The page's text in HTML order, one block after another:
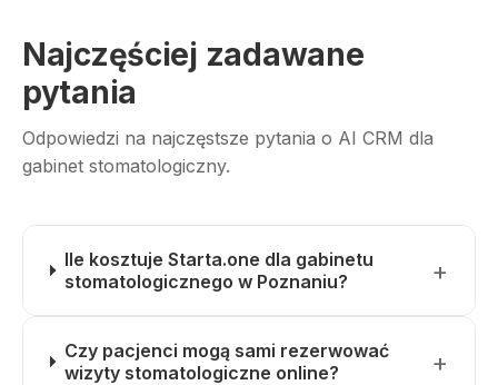
Najczęściej zadawane
pytania
Odpowiedzi na najczęstsze pytania o AI CRM dla
gabinet stomatologiczny.
Ile kosztuje Starta.one dla gabinetu
stomatologicznego w Poznaniu?
Czy pacjenci mogą sami rezerwować
wizyty stomatologiczne online?